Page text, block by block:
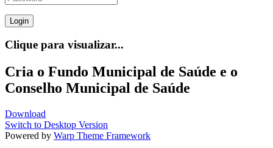
Clique para visualizar...
Cria o Fundo Municipal de Saúde e o
Conselho Municipal de Saúde
Download
Switch to Desktop Version
Powered by Warp Theme Framework